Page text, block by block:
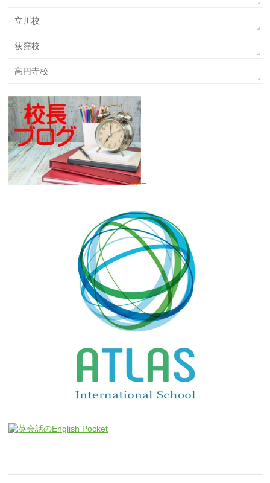
立川校
荻窪校
高円寺校